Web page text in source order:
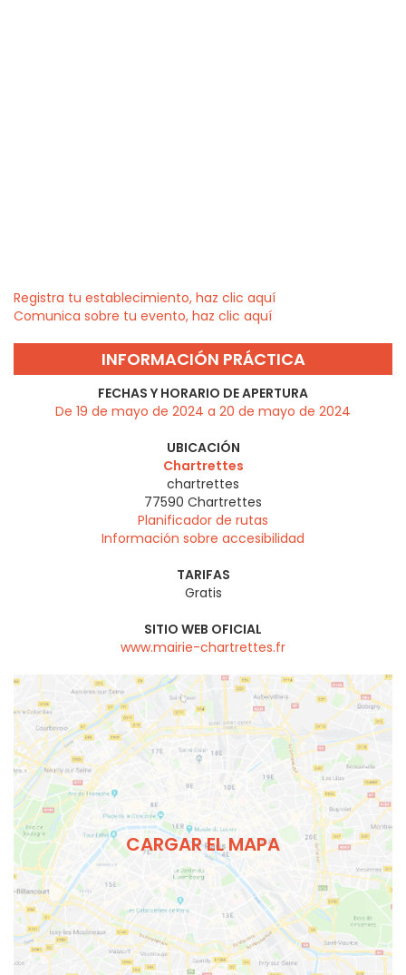
Registra tu establecimiento, haz clic aquí
Comunica sobre tu evento, haz clic aquí
INFORMACIÓN PRÁCTICA
FECHAS Y HORARIO DE APERTURA
De 19 de mayo de 2024 a 20 de mayo de 2024
UBICACIÓN
Chartrettes
chartrettes
77590 Chartrettes
Planificador de rutas
Información sobre accesibilidad
TARIFAS
Gratis
SITIO WEB OFICIAL
www.mairie-chartrettes.fr
CARGAR EL MAPA